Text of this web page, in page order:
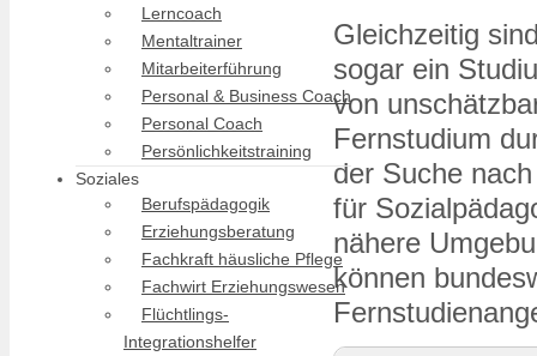
Gleichzeitig
sogar ein
von
Fernstudium
der Suche
für
nähere
können
Lerncoach
Mentaltrainer
Mitarbeiterführung
Personal & Business Coach
Personal Coach
Persönlichkeitstraining
Soziales
Berufspädagogik
Erziehungsberatung
Fachkraft häusliche Pflege
Fachwirt Erziehungswesen
Flüchtlings-
Integrationshelfer